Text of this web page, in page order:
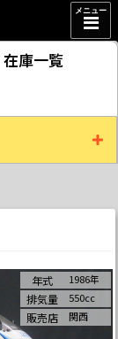
メニュー
在庫一覧
年式 1986年
排気量 550cc
販売店 関西